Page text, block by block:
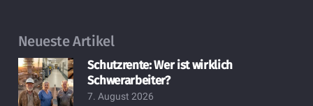
Neueste Artikel
Schutzrente: Wer ist wirklich
Schwerarbeiter?
7. August 2026